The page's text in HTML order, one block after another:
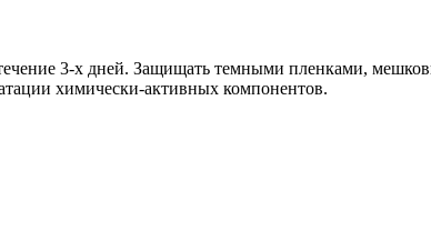
3-х дней. Защищать темными пленками,
химически-активных компонентов.